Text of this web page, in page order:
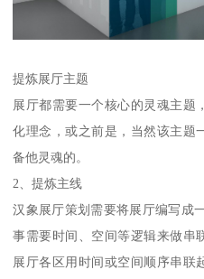
提炼展厅主题
展厅都需要一个核心的灵魂主题
化理念，或之前是，当然该主题
备他灵魂的。
2、提炼主线
汉象展厅策划需要将展厅编写成
事需要时间、空间等逻辑来做串
展厅各区用时间或空间顺序串联